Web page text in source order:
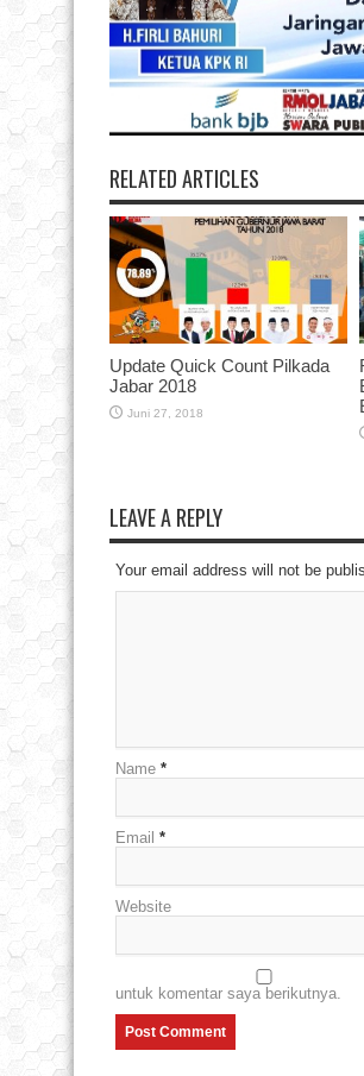
RELATED ARTICLES
Update Quick Count Pilkada
Jabar 2018
Juni 27, 2018
LEAVE A REPLY
Your email address will not be
Name *
Email *
Website
untuk komentar saya berikutnya.